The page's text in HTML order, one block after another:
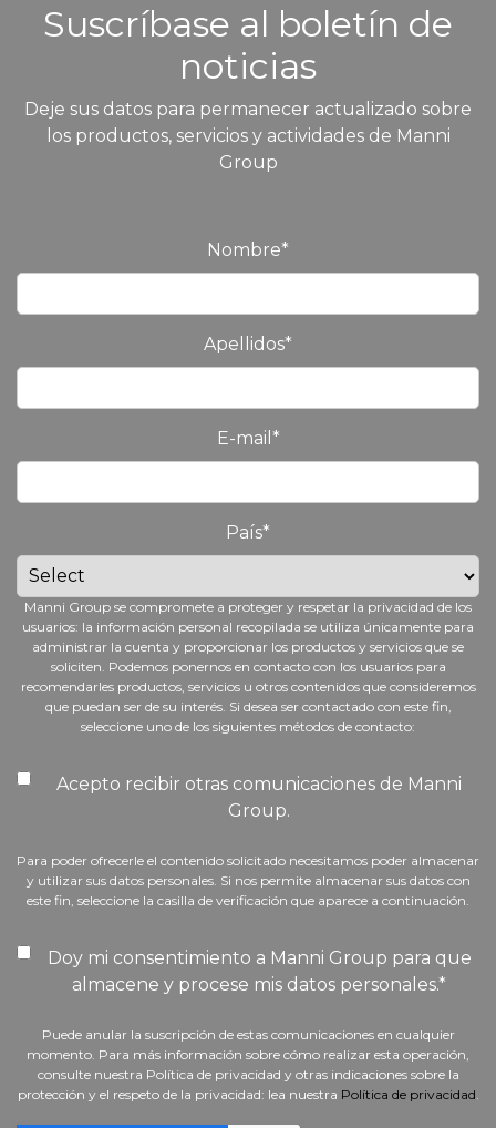
Suscríbase al boletín de
noticias
Deje sus datos para permanecer actualizado sobre
los productos, servicios y actividades de Manni
Group
Nombre*
Apellidos*
E-mail *
País*
Manni Group se compromete a proteger y respetar la privacidad de los
usuarios: la información personal recopilada se utiliza únicamente para
administrar la cuenta y proporcionar los productos y servicios que se
soliciten. Podemos ponernos en contacto con los usuarios para
recomendarles productos, servicios u otros contenidos que consideremos
que puedan ser de su interés. Si desea ser contactado con este fin,
seleccione uno de los siguientes métodos de contacto:
Acepto recibir otras comunicaciones de Manni
Group.
Para poder ofrecerle el contenido solicitado necesitamos poder almacenar
y utilizar sus datos personales. Si nos permite almacenar sus datos con
este fin, seleccione la casilla de verificación que aparece a continuación.
Doy mi consentimiento a Manni Group para que
almacene y procese mis datos personales.*
Puede anular la suscripción de estas comunicaciones en cualquier
momento. Para más información sobre cómo realizar esta operación,
consulte nuestra Política de privacidad y otras indicaciones sobre la
protección y el respeto de la privacidad: lea nuestra Política de privacidad